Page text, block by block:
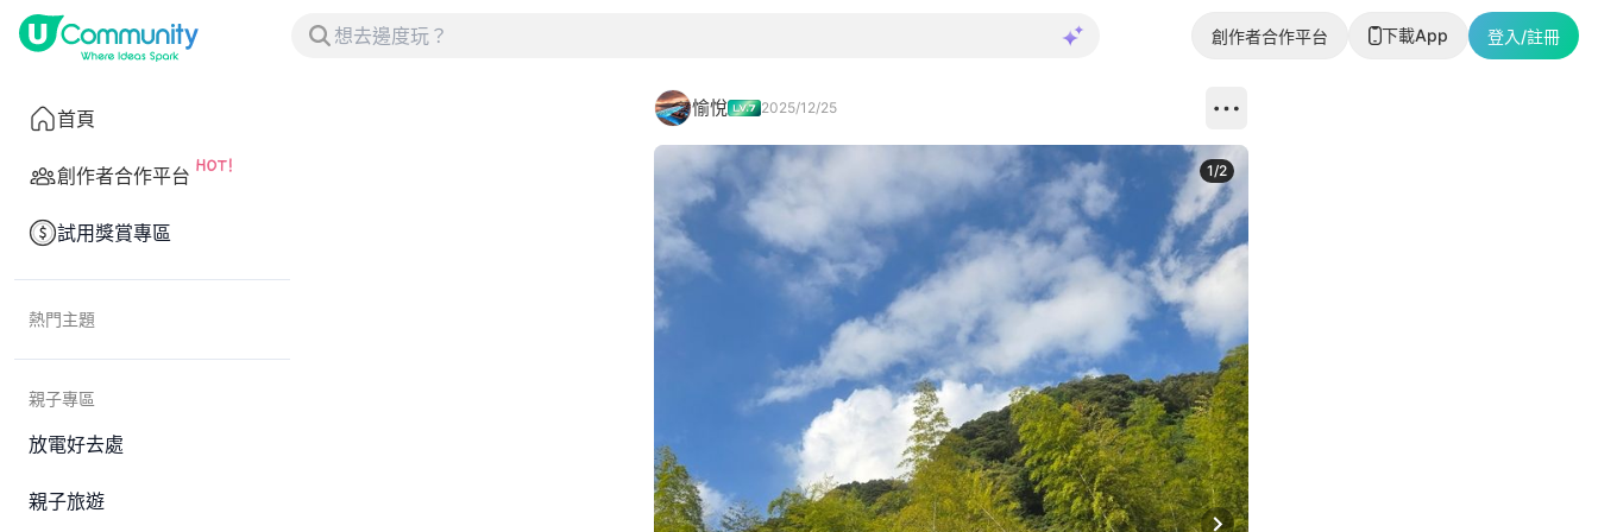
創作者合作平台 下載App 登入/註冊
首頁
創作者合作平台
試用獎賞專區
熱門主題
親子專區
放電好去處
親子旅遊
愉悅 2025/12/25
1/2